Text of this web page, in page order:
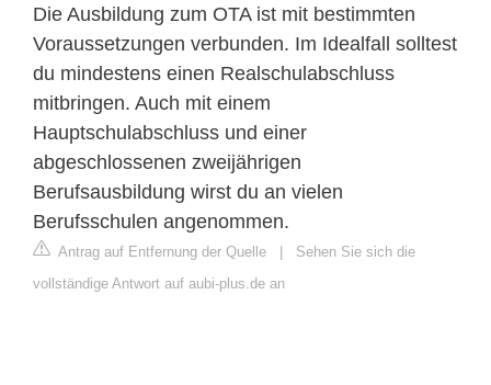
Die Ausbildung zum OTA ist mit bestimmten
Voraussetzungen verbunden. Im Idealfall solltest
du mindestens einen Realschulabschluss
mitbringen. Auch mit einem
Hauptschulabschluss und einer
abgeschlossenen zweijährigen
Berufsausbildung wirst du an vielen
Berufsschulen angenommen.
Antrag auf Entfernung der Quelle | Sehen Sie sich die
vollständige Antwort auf aubi-plus.de an